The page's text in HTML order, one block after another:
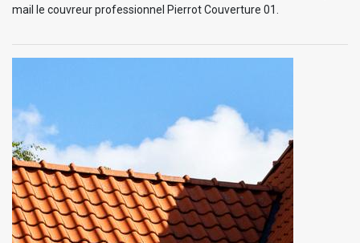
mail le couvreur professionnel Pierrot Couverture 01.